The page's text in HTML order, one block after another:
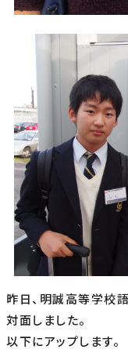
昨日、明誠高等学校
対面しました。
以下にアップします。